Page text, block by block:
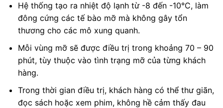
Hệ thống tạo ra nhiệt độ lạnh từ -8 đến -10°C, làm
đông cứng các tế bào mỡ mà không gây tổn
thương cho các mô xung quanh.
Mỗi vùng mỡ sẽ được điều trị trong khoảng 70 – 90
phút, tùy thuộc vào tình trạng mỡ của từng khách
hàng.
Trong thời gian điều trị, khách hàng có thể thư giãn,
đọc sách hoặc xem phim, không hề cảm thấy đau